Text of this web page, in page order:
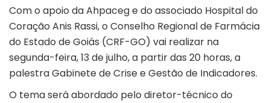
Com o apoio da Ahpaceg e do associado Hospital do
Coração Anis Rassi, o Conselho Regional de Farmácia
do Estado de Goiás (CRF-GO) vai realizar na
segunda-feira, 13 de julho, a partir das 20 horas, a
palestra Gabinete de Crise e Gestão de Indicadores.
O tema será abordado pelo diretor-técnico do